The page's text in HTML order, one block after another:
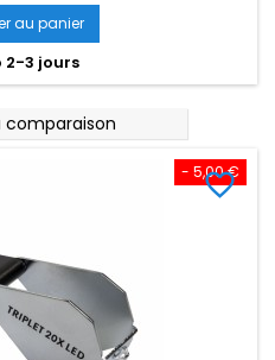
au panier
2-3 jours
comparaison
- 5,00 €
favorite_border